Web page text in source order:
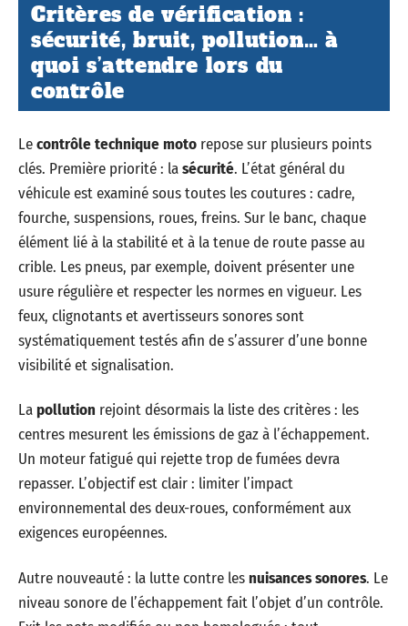
Critères de vérification :
sécurité, bruit, pollution… à
quoi s’attendre lors du
contrôle
Lecontrôle technique moto repose sur plusieurs points
clés. Première priorité : lasécurité. L’état général du
véhicule est examiné sous toutes les coutures : cadre,
fourche, suspensions, roues, freins. Sur le banc, chaque
élément lié à la stabilité et à la tenue de route passe au
crible. Les pneus, par exemple, doivent présenter une
usure régulière et respecter les normes en vigueur. Les
feux, clignotants et avertisseurs sonores sont
systématiquement testés afin de s’assurer d’une bonne
visibilité et signalisation.
Lapollution rejoint désormais la liste des critères : les
centres mesurent les émissions de gaz à l’échappement.
Un moteur fatigué qui rejette trop de fumées devra
repasser. L’objectif est clair : limiter l’impact
environnemental des deux-roues, conformément aux
exigences européennes.
Autre nouveauté : la lutte contre lesnuisances sonores. Le
niveau sonore de l’échappement fait l’objet d’un contrôle.